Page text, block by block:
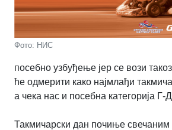
Фото: НИС
посебно узбуђење јер се вози
ће одмерити како најмлађи
а чека нас и посебна категорија Г-
Такмичарски дан почиње свечаним